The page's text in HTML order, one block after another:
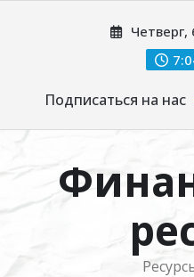
Четверг,
Подписаться на нас